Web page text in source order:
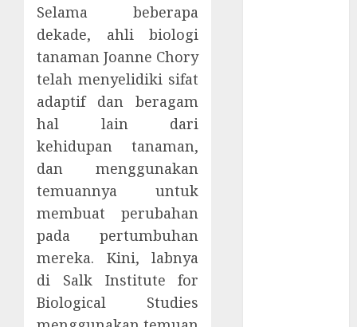
Selama beberapa
dekade, ahli biologi
tanaman Joanne Chory
telah menyelidiki sifat
adaptif dan beragam
hal lain dari
kehidupan tanaman,
dan menggunakan
temuannya untuk
membuat perubahan
pada pertumbuhan
mereka. Kini, labnya
di Salk Institute for
Biological Studies